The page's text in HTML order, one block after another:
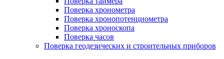
Поверка хронометра
Поверка хронопотенциометра
Поверка хроноскопа
Поверка часов
Поверка геодезических и строительных приборов